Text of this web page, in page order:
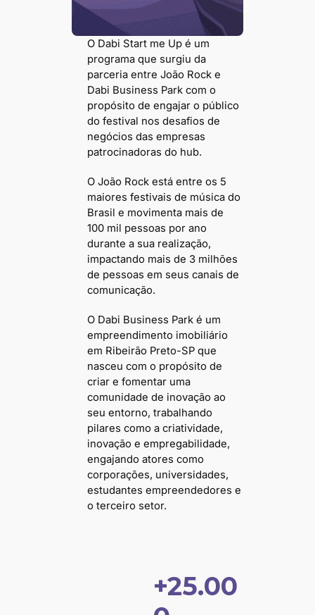
O Dabi Start me Up é um
programa que surgiu da
parceria entre João Rock e
Dabi Business Park com o
propósito de engajar o público
do festival nos desafios de
negócios das empresas
patrocinadoras do hub.
O João Rock está entre os 5
maiores festivais de música do
Brasil e movimenta mais de
100 mil pessoas por ano
durante a sua realização,
impactando mais de 3 milhões
de pessoas em seus canais de
comunicação.
O Dabi Business Park é um
empreendimento imobiliário
em Ribeirão Preto-SP que
nasceu com o propósito de
criar e fomentar uma
comunidade de inovação ao
seu entorno, trabalhando
pilares como a criatividade,
inovação e empregabilidade,
engajando atores como
corporações, universidades,
estudantes empreendedores e
o terceiro setor.
+
+25.00